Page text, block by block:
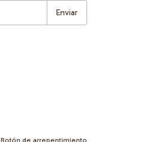
Botón de arrepentimiento